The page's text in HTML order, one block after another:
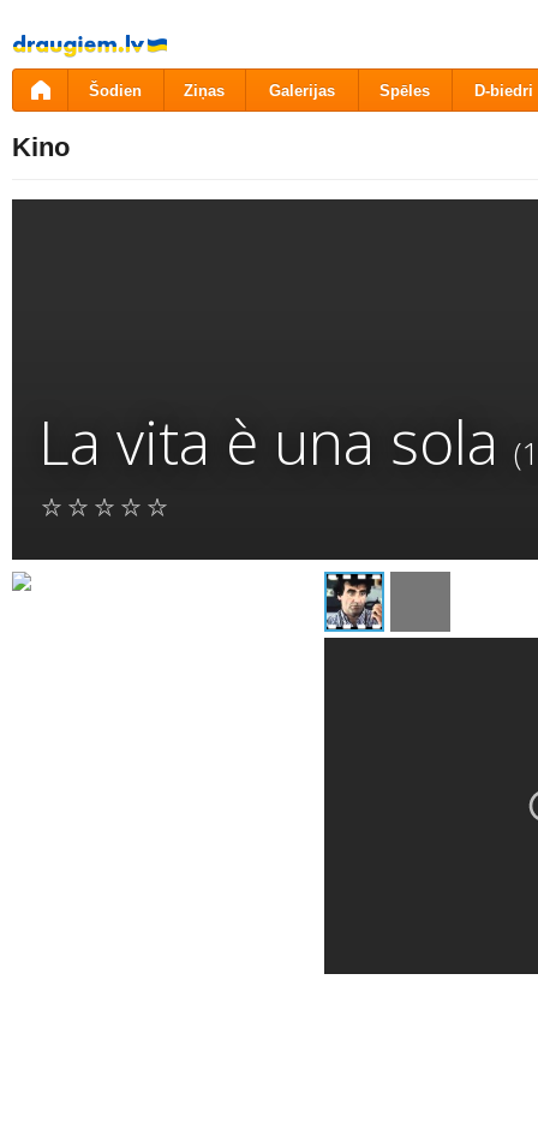
Pāriet
uz
saturu
Šodien Ziņas Galerijas Spēles D-biedri
Kino
La vita è una sola